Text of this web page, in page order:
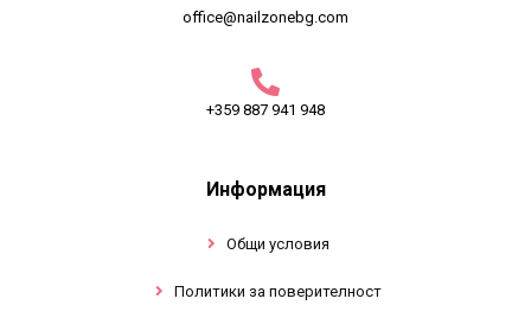
office@nailzonebg.com
+359 887 941 948
Информация
Общи условия
Политики за поверителност